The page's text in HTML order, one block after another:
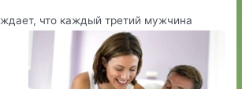
что каждый третий мужчина